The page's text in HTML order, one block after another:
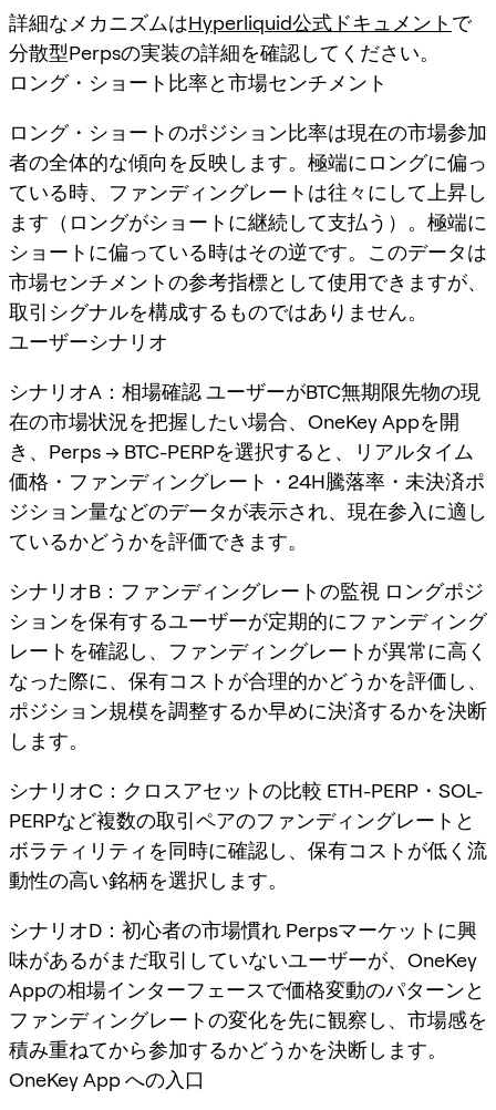
詳細なメカニズムはHyperliquid公式ドキュメント で
分散型Perpsの実装の詳細を確認してください。
ロング・ショート比率と市場センチメント
ロング・ショートのポジション比率は現在の市場参加
者の全体的な傾向を反映します。極端にロングに偏っ
ている時、ファンディングレートは往々にして上昇し
ます（ロングがショートに継続して支払う）。極端に
ショートに偏っている時はその逆です。このデータは
市場センチメントの参考指標として使用できますが、
取引シグナルを構成するものではありません。
ユーザーシナリオ
シナリオA：相場確認 ユーザーがBTC無期限先物の現
在の市場状況を把握したい場合、OneKey Appを開
き、Perps → BTC-PERPを選択すると、リアルタイム
価格・ファンディングレート・24H騰落率・未決済ポ
ジション量などのデータが表示され、現在参入に適し
ているかどうかを評価できます。
シナリオB：ファンディングレートの監視 ロングポジ
ションを保有するユーザーが定期的にファンディング
レートを確認し、ファンディングレートが異常に高く
なった際に、保有コストが合理的かどうかを評価し、
ポジション規模を調整するか早めに決済するかを決断
します。
シナリオC：クロスアセットの比較 ETH-PERP・SOL-
PERPなど複数の取引ペアのファンディングレートと
ボラティリティを同時に確認し、保有コストが低く流
動性の高い銘柄を選択します。
シナリオD：初心者の市場慣れ Perpsマーケットに興
味があるがまだ取引していないユーザーが、OneKey
Appの相場インターフェースで価格変動のパターンと
ファンディングレートの変化を先に観察し、市場感を
積み重ねてから参加するかどうかを決断します。
OneKey App への入口